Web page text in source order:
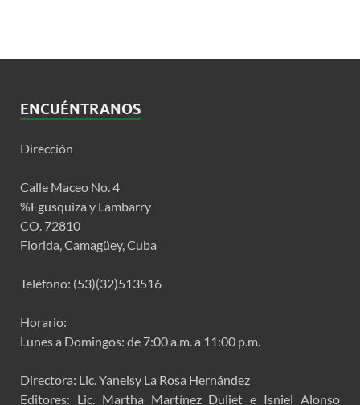
ENCUÉNTRANOS
Dirección
Calle Maceo No. 4
%Egusquiza y Lambarry
CO. 72810
Florida, Camagüey, Cuba
Teléfono: (53)(32)513516
Horario:
Lunes a Domingos: de 7:00 a.m. a 11:00 p.m.
Directora: Lic. Yaneisy La Rosa Hernández
Editores: Lic. Martha Martínez Duliet e Isniel Alonso